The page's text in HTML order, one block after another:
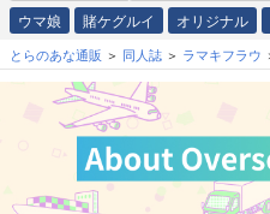
ウマ娘 賭ケグルイ オリジナル
とらのあな通販 同人誌 ラマキフラウ